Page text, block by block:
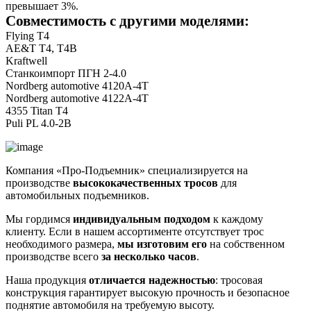
превышает 3%.
Совместимость с другими моделями:
Flying T4
AE&T T4, T4B
Kraftwell
Станкоимпорт ПГН 2-4.0
Nordberg automotive 4120A-4T
Nordberg automotive 4122A-4T
4355 Titan T4
Puli PL 4.0-2B
Компания «Про-Подъемник» специализируется на
производстве высококачественных тросов для
автомобильных подъемников.
Мы гордимся индивидуальным подходом к каждому
клиенту. Если в нашем ассортименте отсутствует трос
необходимого размера, мы изготовим его на собственном
производстве всего за несколько часов.
Наша продукция отличается надежностью: тросовая
конструкция гарантирует высокую прочность и безопасное
поднятие автомобиля на требуемую высоту.